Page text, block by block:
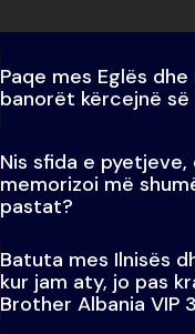
Paqe mes Eglës
banorët kërcejnë së
Nis sfida e
memorizoi më
pastat?
Batuta mes Ilnisës
kur jam aty, jo pas
Brother Albania VIP 3